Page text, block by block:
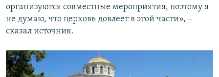
организуются совместные мероприятия, поэтому я
не думаю, что церковь довлеет в этой части», –
сказал источник.